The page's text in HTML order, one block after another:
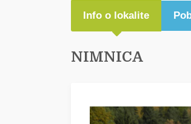
Info o lokalite
NIMNICA